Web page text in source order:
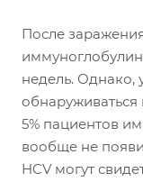
После
недель. Однако,
обнаруживаться
5% пациентов
вообще не
HCV могут